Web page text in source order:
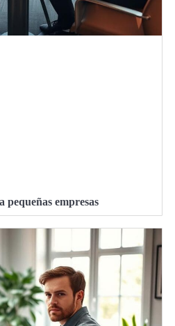
pequeñas empresas